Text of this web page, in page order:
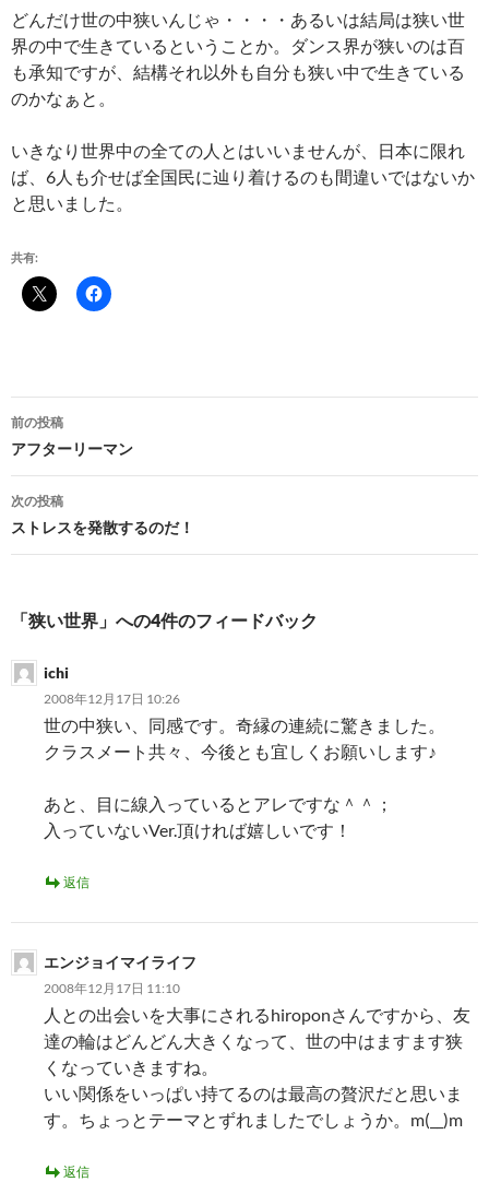
どんだけ世の中狭いんじゃ・・・・あるいは結局は狭い世
界の中で生きているということか。ダンス界が狭いのは百
も承知ですが、結構それ以外も自分も狭い中で生きている
のかなぁと。
いきなり世界中の全ての人とはいいませんが、日本に限れ
ば、6人も介せば全国民に辿り着けるのも間違いではないか
と思いました。
共有:
投
稿
ナ
ビ
ゲ
ー
ョ
前の投稿
アフターリーマン
次の投稿
ストレスを発散するのだ！
「狭い世界」への4件のフィードバック
ichi
2008年12月17日 10:26
世の中狭い、同感です。奇縁の連続に驚きました。
クラスメート共々、今後とも宜しくお願いします♪
あと、目に線入っているとアレですな＾＾；
入っていないVer.頂ければ嬉しいです！
返信
エンジョイマイライフ
2008年12月17日 11:10
人との出会いを大事にされるhiroponさんですから、友
達の輪はどんどん大きくなって、世の中はますます狭
くなっていきますね。
いい関係をいっぱい持てるのは最高の贅沢だと思いま
す。ちょっとテーマとずれましたでしょうか。m(__)m
返信